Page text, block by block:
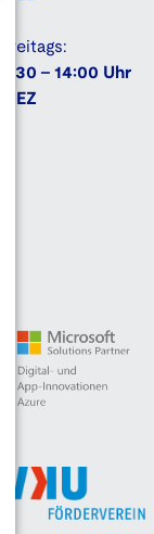
Freitags:
9:30 - 14:00 Uhr
MEZ